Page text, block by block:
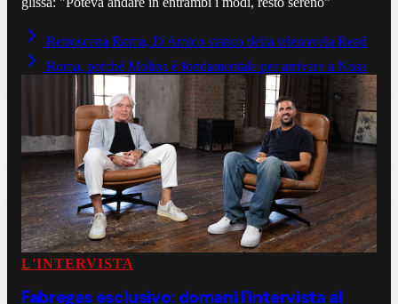
Retroscena Roma, D'Amico stanco della telenovela Read
Roma, perché Molina è fondamentale per arrivare a Nusa
L'INTERVISTA
Fabregas esclusivo: domani l'intervista al